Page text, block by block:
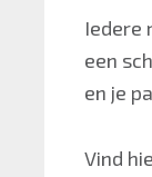
Iedere
een
en je
Vind